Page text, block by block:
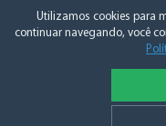
Política de
Utilizamos cookies para
continuar navegando, você